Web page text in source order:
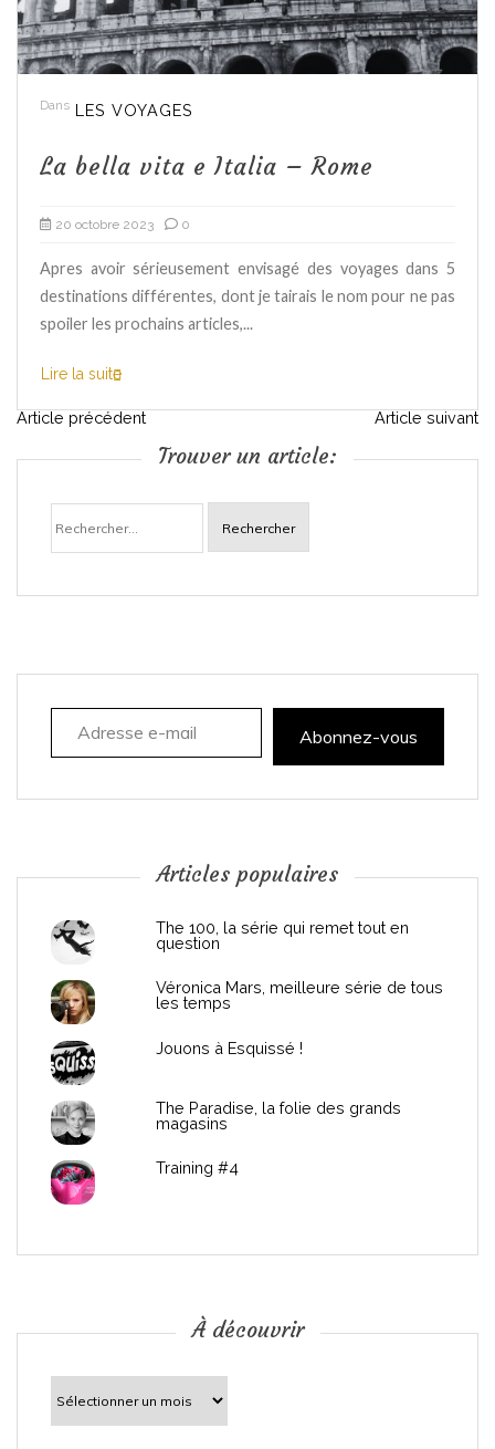
Dans LES VOYAGES
La bella vita e Italia – Rome
20 octobre 2023 0
Apres avoir sérieusement envisagé des voyages dans 5
destinations différentes, dont je tairais le nom pour ne pas
spoiler les prochains articles,...
Lire la suite
N
i
a
n
c
Article précédent Article suivant
Trouver un article:
Rechercher :
Adresse e-mail
Abonnez-vous
Articles populaires
The 100, la série qui remet tout en
question
Véronica Mars, meilleure série de tous
les temps
Jouons à Esquissé !
The Paradise, la folie des grands
magasins
Training #4
À découvrir
À
découvrir